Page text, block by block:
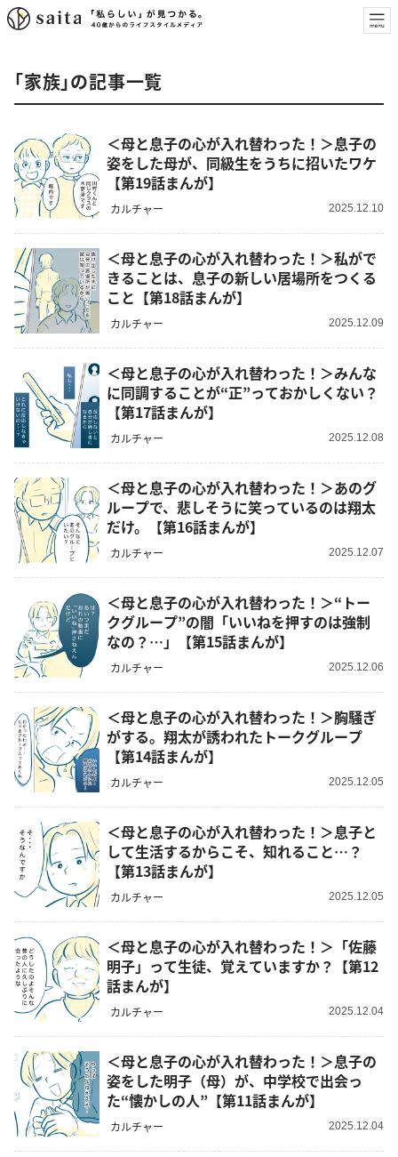
「家族」の記事一覧
＜母と息子の心が入れ替わった！＞息子の
姿をした母が、同級生をうちに招いたワケ
【第19話まんが】
カルチャー 2025.12.10
＜母と息子の心が入れ替わった！＞私がで
きることは、息子の新しい居場所をつくる
こと【第18話まんが】
カルチャー 2025.12.09
＜母と息子の心が入れ替わった！＞みんな
に同調することが“正”っておかしくない？
【第17話まんが】
カルチャー 2025.12.08
＜母と息子の心が入れ替わった！＞あのグ
ループで、悲しそうに笑っているのは翔太
だけ。【第16話まんが】
カルチャー 2025.12.07
＜母と息子の心が入れ替わった！＞“トー
クグループ”の闇「いいねを押すのは強制
なの？…」【第15話まんが】
カルチャー 2025.12.06
＜母と息子の心が入れ替わった！＞胸騒ぎ
がする。翔太が誘われたトークグループ
【第14話まんが】
カルチャー 2025.12.05
＜母と息子の心が入れ替わった！＞息子と
して生活するからこそ、知れること…？
【第13話まんが】
カルチャー 2025.12.05
＜母と息子の心が入れ替わった！＞「佐藤
明子」って生徒、覚えていますか？【第12
話まんが】
カルチャー 2025.12.04
＜母と息子の心が入れ替わった！＞息子の
姿をした明子（母）が、中学校で出会っ
た“懐かしの人”【第11話まんが】
カルチャー 2025.12.04